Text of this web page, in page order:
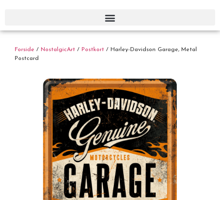
Forside / NostalgicArt / Postkort / Harley-Davidson Garage, Metal
Postcard